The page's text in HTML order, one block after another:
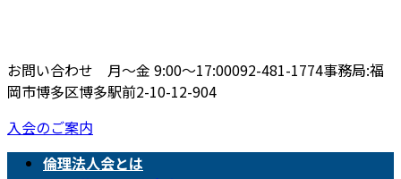
お問い合わせ 月〜金 9:00〜17:00092-481-1774事務局:福
岡市博多区博多駅前2-10-12-904
入会のご案内
倫理法人会とは